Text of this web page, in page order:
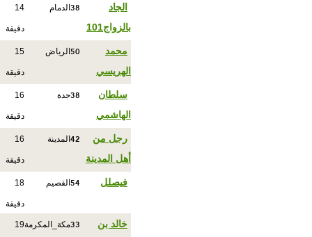
الجاد
بالزواج101
38 الدمام 14
دقيقة
محمد
الهريسي
50 الرياض 15
دقيقة
سلطان
الهاشمي
38جدة 16
دقيقة
رجل من
أهل المدينة
42 المدينة 16
دقيقة
فيصلل 54 القصيم 18
دقيقة
خالد بن
33مكة_المكرمة19